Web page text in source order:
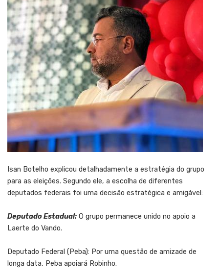
Isan Botelho explicou detalhadamente a estratégia do grupo
para as eleições. Segundo ele, a escolha de diferentes
deputados federais foi uma decisão estratégica e amigável:
Deputado Estadual: O grupo permanece unido no apoio a
Laerte do Vando.
Deputado Federal (Peba): Por uma questão de amizade de
longa data, Peba apoiará Robinho.